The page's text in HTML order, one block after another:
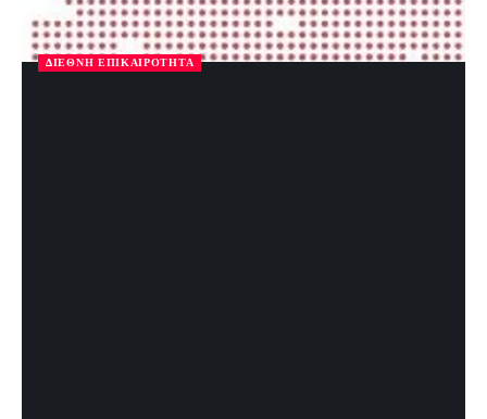
ΔΙΕΘΝΉ ΕΠΙΚΑΙΡΌΤΗΤΑ